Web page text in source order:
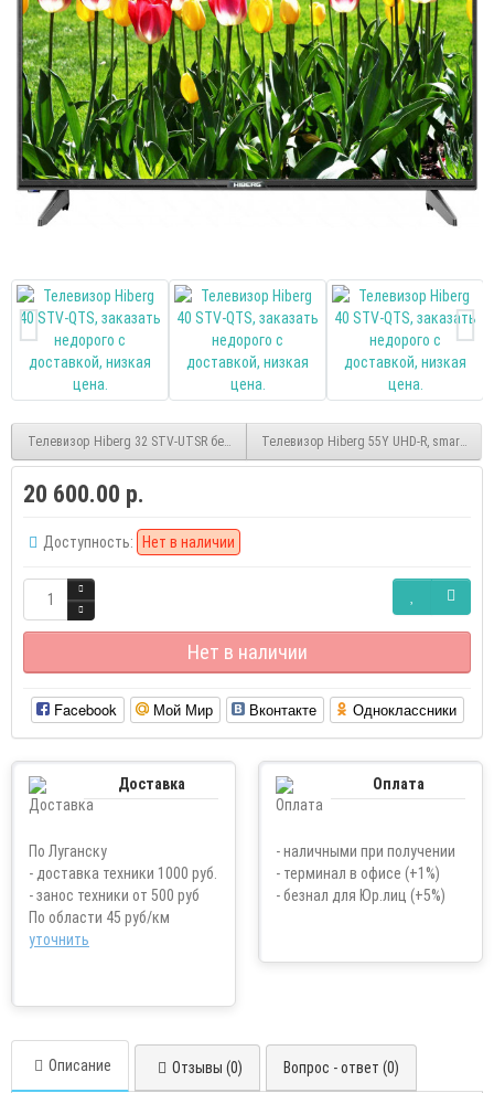
Телевизор Hiberg 32 STV-UTSR безрамочныйТелевизор Hiberg 55Y UHD-R, smart,
20 600.00 р.
Доступность: Нет в наличии
Нет в наличии
Facebook Мой Мир Вконтакте Одноклассники
Доставка
По Луганску
- доставка техники 1000 руб.
- занос техники от 500 руб
По области 45 руб/км
уточнить
Оплата
- наличными при получении
- терминал в офисе (+1%)
- безнал для Юр.лиц (+5%)
Описание Отзывы (0) Вопрос - ответ (0)